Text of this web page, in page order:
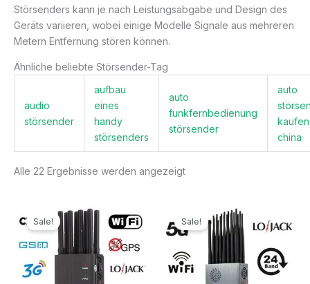
Störsenders kann je nach Leistungsabgabe und Design des
Geräts variieren, wobei einige Modelle Signale aus mehreren
Metern Entfernung stören können.
Ähnliche beliebte Störsender-Tag
audio
störsender
aufbau
eines
handy
störsenders
auto
funkfernbedienung
störsender
auto
kaufen
china
Alle 22 Ergebnisse werden angezeigt
Sale!
Preis
war:
499,99€
Preis
ist:
199,99€.
Sale!
Preis
war:
1.299,00€
ist: